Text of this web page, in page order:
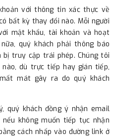
với thông tin xác thực về
bất kỳ thay đổi nào. Mỗi người
mật khẩu, tài khoản và hoạt
quý khách phải thông báo
truy cập trái phép. Chúng tôi
dù trực tiếp hay gián tiếp,
mát gây ra do quý khách
quý khách đồng ý nhận email
không muốn tiếp tục nhận
cách nhấp vào đường link ở